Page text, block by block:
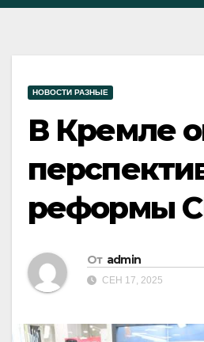
НОВОСТИ РАЗНЫЕ
В Кремле
реформы
От admin
СЕН 17, 2025